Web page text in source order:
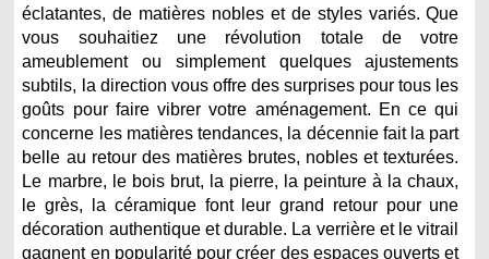
éclatantes, de matières nobles et de styles variés. Que
vous souhaitiez une révolution totale de votre
ameublement ou simplement quelques ajustements
subtils, la direction vous offre des surprises pour tous les
goûts pour faire vibrer votre aménagement. En ce qui
concerne les matières tendances, la décennie fait la part
belle au retour des matières brutes, nobles et texturées.
Le marbre, le bois brut, la pierre, la peinture à la chaux,
le grès, la céramique font leur grand retour pour une
décoration authentique et durable. La verrière et le vitrail
gagnent en popularité pour créer des espaces ouverts et